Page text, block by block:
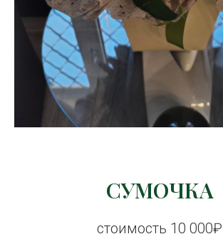
СУМОЧКА
стоимость 10 000₽